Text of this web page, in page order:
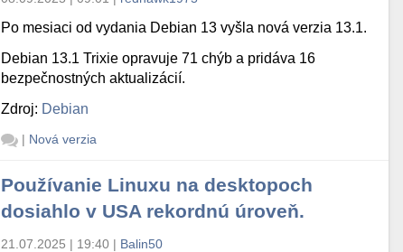
Po mesiaci od vydania Debian 13 vyšla nová verzia 13.1.
Debian 13.1 Trixie opravuje 71 chýb a pridáva 16
bezpečnostných aktualizácií.
Zdroj: Debian
| Nová verzia
Používanie Linuxu na desktopoch
dosiahlo v USA rekordnú úroveň.
21.07.2025 | 19:40 | Balin50